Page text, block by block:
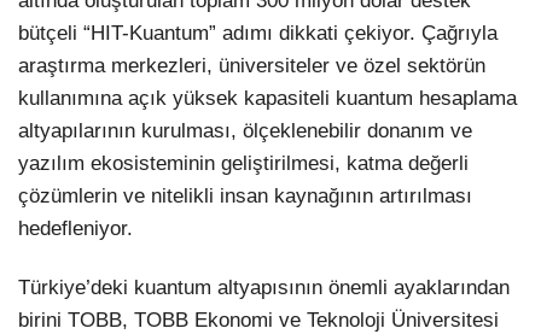
bütçeli “HIT-Kuantum” adımı dikkati çekiyor. Çağrıyla
araştırma merkezleri, üniversiteler ve özel sektörün
kullanımına açık yüksek kapasiteli kuantum hesaplama
altyapılarının kurulması, ölçeklenebilir donanım ve
yazılım ekosisteminin geliştirilmesi, katma değerli
çözümlerin ve nitelikli insan kaynağının artırılması
hedefleniyor.
Türkiye’deki kuantum altyapısının önemli ayaklarından
birini TOBB, TOBB Ekonomi ve Teknoloji Üniversitesi